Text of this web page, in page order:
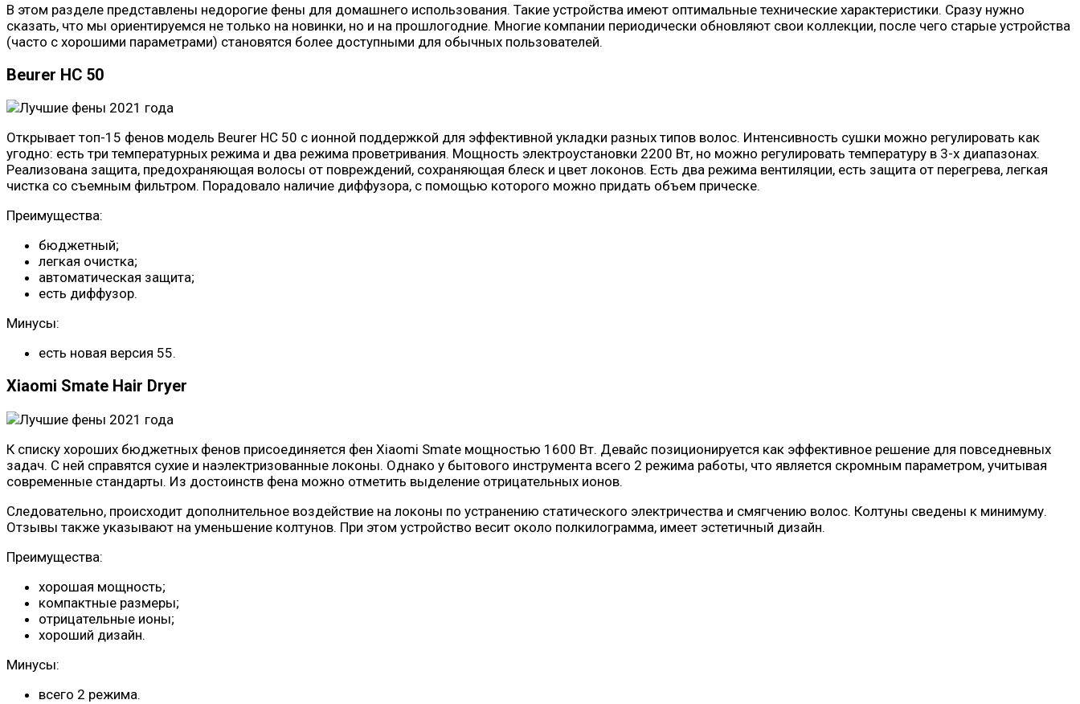
В этом разделе представлены недорогие фены для домашнего использования. Такие устройства имеют оптимальные технические характеристики. Сразу нужно
сказать, что мы ориентируемся не только на новинки, но и на прошлогодние. Многие компании периодически обновляют свои коллекции, после чего старые устройства
(часто с хорошими параметрами) становятся более доступными для обычных пользователей.
Beurer HC 50
Открывает топ-15 фенов модель Beurer HC 50 с ионной поддержкой для эффективной укладки разных типов волос. Интенсивность сушки можно регулировать как
угодно: есть три температурных режима и два режима проветривания. Мощность электроустановки 2200 Вт, но можно регулировать температуру в 3-х диапазонах.
Реализована защита, предохраняющая волосы от повреждений, сохраняющая блеск и цвет локонов. Есть два режима вентиляции, есть защита от перегрева, легкая
чистка со съемным фильтром. Порадовало наличие диффузора, с помощью которого можно придать объем прическе.
Преимущества:
бюджетный;
легкая очистка;
автоматическая защита;
есть диффузор.
Минусы:
есть новая версия 55.
Xiaomi Smate Hair Dryer
К списку хороших бюджетных фенов присоединяется фен Xiaomi Smate мощностью 1600 Вт. Девайс позиционируется как эффективное решение для повседневных
задач. С ней справятся сухие и наэлектризованные локоны. Однако у бытового инструмента всего 2 режима работы, что является скромным параметром, учитывая
современные стандарты. Из достоинств фена можно отметить выделение отрицательных ионов.
Следовательно, происходит дополнительное воздействие на локоны по устранению статического электричества и смягчению волос. Колтуны сведены к минимуму.
Отзывы также указывают на уменьшение колтунов. При этом устройство весит около полкилограмма, имеет эстетичный дизайн.
Преимущества:
хорошая мощность;
компактные размеры;
отрицательные ионы;
хороший дизайн.
Минусы:
всего 2 режима.